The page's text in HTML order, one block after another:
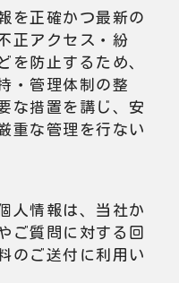
を正確かつ最新の
正アクセス・紛
を防止するため、
・管理体制の整
な措置を講じ、安
重な管理を行ない
人情報は、当社か
ご質問に対する回
のご送付に利用い